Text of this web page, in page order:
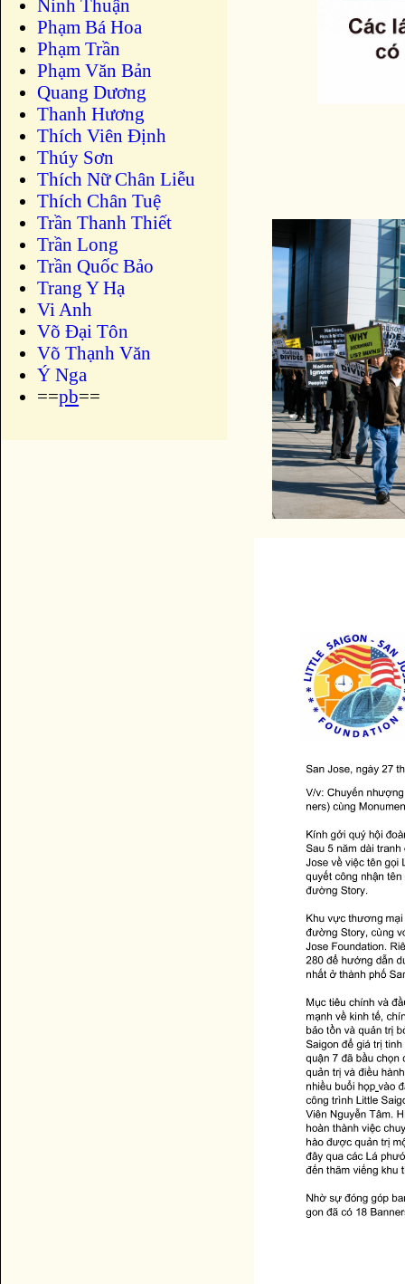
Ninh Thuận
Phạm Bá Hoa
Phạm Trần
Phạm Văn Bản
Quang Dương
Thanh Hương
Thích Viên Định
Thúy Sơn
Thích Nữ Chân Liễu
Thích Chân Tuệ
Trần Thanh Thiết
Trần Long
Trần Quốc Bảo
Trang Y Hạ
Vi Anh
Võ Đại Tôn
Võ Thạnh Văn
Ý Nga
==pb==